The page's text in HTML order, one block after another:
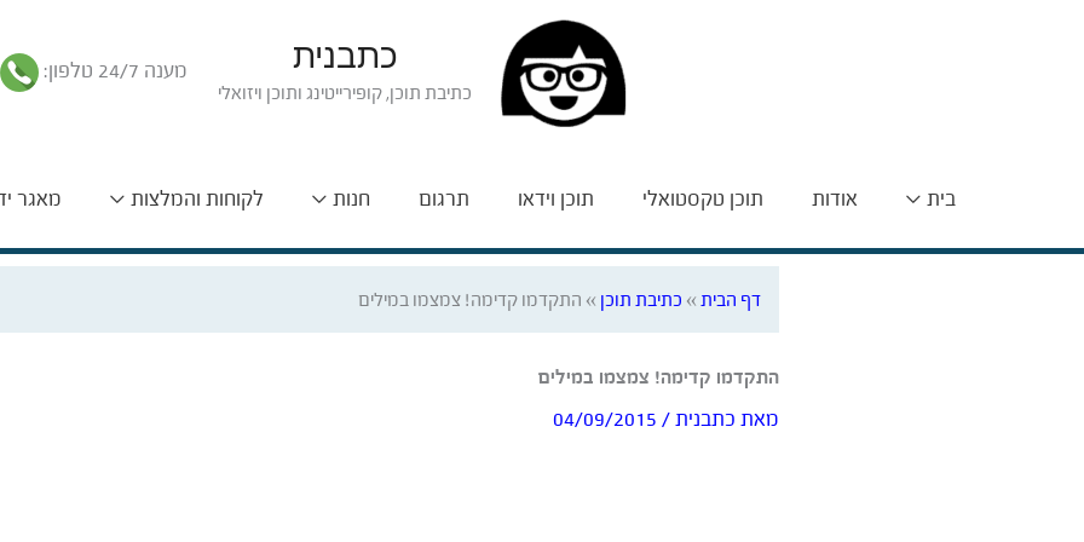
כתבנית
כתיבת תוכן, קופירייטינג ותוכן ויזואלי
מענה 24/7 טלפון:
בית אודות תוכן טקסטואלי תוכן וידאו תרגום חנות לקוחות והמלצות מאגר
דף הבית » כתיבת תוכן » התקדמו קדימה! צמצמו במילים
התקדמו קדימה! צמצמו במילים
מאת כתבנית/
04/09/2015